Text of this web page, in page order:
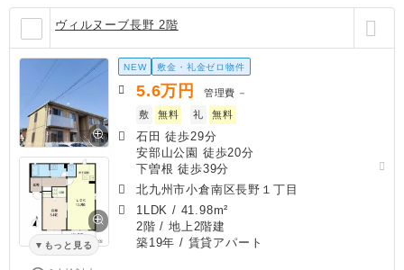
ヴィルヌーブ長野 2階
もっと見る
NEW 敷金・礼金ゼロ物件
5.6万円 管理費 －
敷
無料 礼 無料
石田 徒歩29分
安部山公園 徒歩20分
下曽根 徒歩39分
北九州市小倉南区長野１丁目
1LDK / 41.98m²
2階 / 地上2階建
築19年 / 賃貸アパート